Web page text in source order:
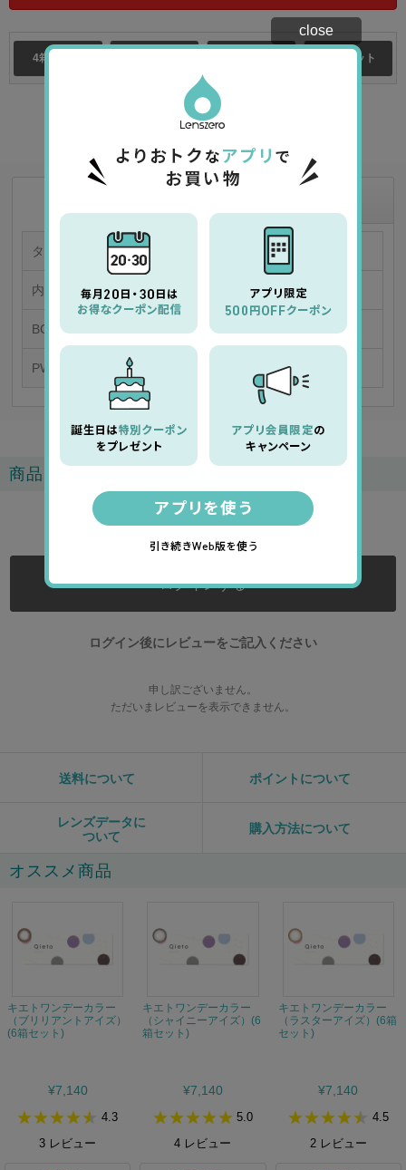
4箱セット 12箱セット
お気に入り商品に追加
タイプ カラー 1日使い捨てコンタクトレンズ
内容量 「1箱30枚入り／片眼30日分」
BC/DIA
PWR 0.00～-9.00
商品レビュー
ログインする
ログイン後にレビューをご記入ください
申し訳ございません。
ただいまレビューを表示できません。
送料について ポイントについて
レンズデータに
ついて
購入方法について
オススメ商品
キエトワンデーカラー
（ブリリアントアイズ）
(6箱セット)
¥7,140
4.3
3 レビュー
キエトワンデーカラー
（シャイニーアイズ）(6
箱セット)
¥7,140
5.0
4 レビュー
キエトワンデーカラー
（ラスターアイズ）(6箱
セット)
¥7,140
4.5
2レビュー
close